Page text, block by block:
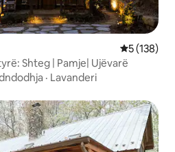
Vlerësimi
5 (138)
Shteg | Pamje| Ujëvarë
· Lavanderi
të klientëve